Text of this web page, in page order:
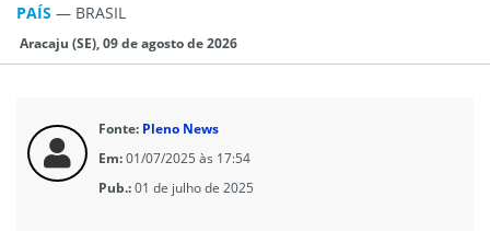
PAÍS — BRASIL
Aracaju (SE), 09 de agosto de 2026
Fonte: Pleno News
Em:01/07/2025 às 17:54
Pub.:01 de julho de 2025